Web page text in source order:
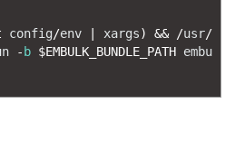
config/env | xargs) && /usr/
-b $EMBULK_BUNDLE_PATH embu